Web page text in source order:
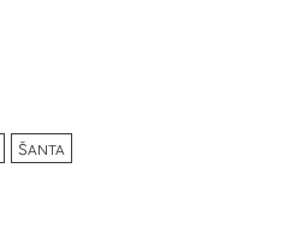
ŠANTA